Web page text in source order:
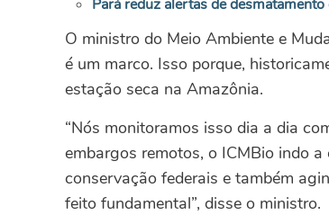
Pará reduz alertas de
O ministro do Meio Ambiente e
é um marco. Isso porque,
estação seca na Amazônia.
“Nós monitoramos isso dia a dia
embargos remotos, o ICMBio indo
conservação federais e também
feito fundamental”, disse o ministro.